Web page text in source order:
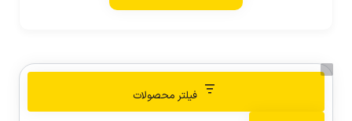
فیلتر محصولات